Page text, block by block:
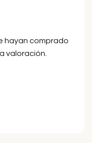
hayan comprado
valoración.